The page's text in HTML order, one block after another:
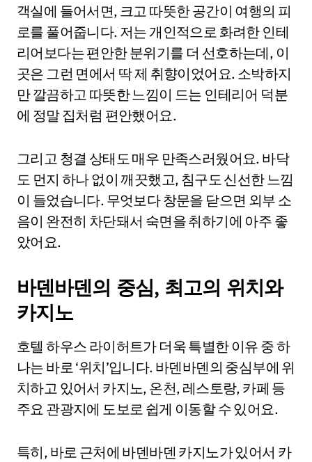
객실에 들어서면, 크고 따뜻한 공간이 여행의 피
로를 풀어줍니다. 저는 개인적으로 화려한 인테
리어보다는 편안한 분위기를 더 선호하는데, 이
곳은 그런 면에서 딱 제 취향이었어요. 소박하지
만 깔끔하고 따뜻한 느낌이 드는 인테리어 덕분
에 정말 집처럼 편안했어요.
그리고 청결 상태도 매우 만족스러웠어요. 바닥
도 먼지 하나 없이 깨끗했고, 침구도 신선한 느낌
이 들었습니다. 무엇보다 창문을 닫으면 외부 소
음이 완전히 차단돼서 숙면을 취하기에 아주 좋
았어요.
바덴바덴의 중심, 최고의 위치와
카지노
호텔 하우스 라이허트가 더욱 특별한 이유 중 하
나는 바로 ‘위치’입니다. 바덴바덴의 중심부에 위
치하고 있어서 카지노, 온천, 레스토랑, 카페 등
주요 관광지에 도보로 쉽게 이동할 수 있어요.
특히, 바로 근처에 바덴바덴 카지노가 있어서 카